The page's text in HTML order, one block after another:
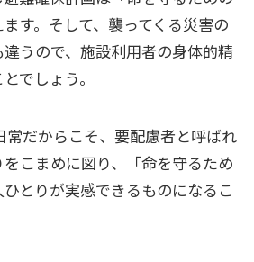
す。そして、襲ってくる災害の
うので、施設利用者の身体的精
でしょう。
常だからこそ、要配慮者と呼ばれ
こまめに図り、「命を守るため
とりが実感できるものになるこ